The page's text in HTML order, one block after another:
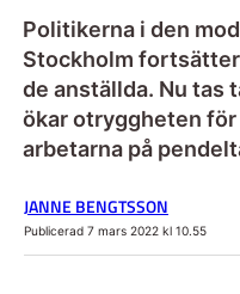
Politikerna i den
Stockholm
de anställda. Nu tas
ökar otryggheten
arbetarna på
JANNE BENGTSSON
Publicerad 7 mars 2022 kl 10.55